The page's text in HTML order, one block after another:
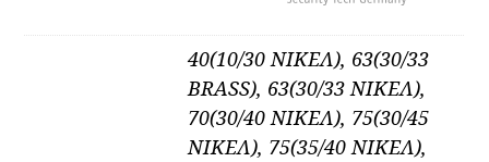
40(10/30 ΝΙΚΕΛ), 63(30/33
BRASS), 63(30/33 ΝΙΚΕΛ),
70(30/40 ΝΙΚΕΛ), 75(30/45
ΝΙΚΕΛ), 75(35/40 ΝΙΚΕΛ),